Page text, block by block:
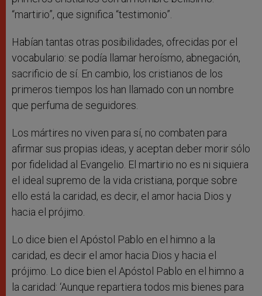
“martirio”, que significa “testimonio”.
Habían tantas otras posibilidades, ofrecidas por el
vocabulario: se podía llamar heroísmo, abnegación,
sacrificio de sí. En cambio, los cristianos de los
primeros tiempos los han llamado con un nombre
que perfuma de seguidores.
Los mártires no viven para sí, no combaten para
afirmar sus propias ideas, y aceptan deber morir sólo
por fidelidad al Evangelio. El martirio no es ni siquiera
el ideal supremo de la vida cristiana, porque sobre
ello está la caridad, es decir, el amor hacia Dios y
hacia el prójimo.
Lo dice bien el Apóstol Pablo en el himno a la
caridad, es decir el amor hacia Dios y hacia el
prójimo. Lo dice bien el Apóstol Pablo en el himno a
la caridad: ‘Aunque repartiera todos mis bienes para